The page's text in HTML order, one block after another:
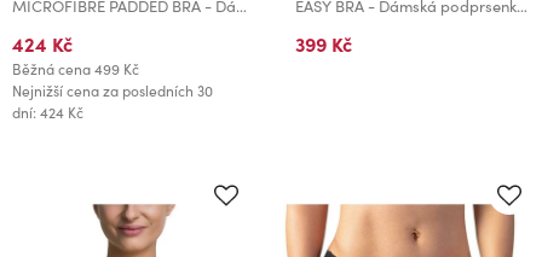
MICROFIBRE PADDED BRA - Dámská vyztužená podprsenka - tělová
424 Kč
Běžná cena499 Kč
Nejnižší cena za posledních 30
dní: 424 Kč
EASY BRA - Dámská podprsenka bez kostic sportovního typu - černá
399 Kč